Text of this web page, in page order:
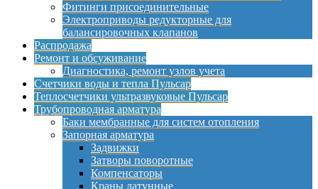
Фитинги присоединительные
Электроприводы редукторные для
балансировочных клапанов
Распродажа
Ремонт и обсуживание
Диагностика, ремонт узлов учета
Счетчики воды и тепла Пульсар
Теплосчетчики ультразвуковые Пульсар
Трубопроводная арматура
Баки мембранные для систем отопления
Запорная арматура
Задвижки
Затворы поворотные
Компенсаторы
Краны латунные